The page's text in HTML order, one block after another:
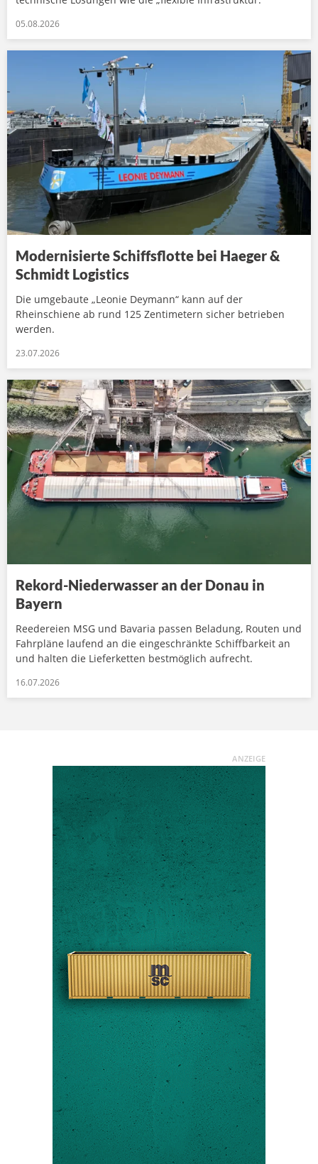
05.08.2026
Modernisierte Schiffsflotte bei Haeger &
Schmidt Logistics
Die umgebaute „Leonie Deymann“ kann auf der
Rheinschiene ab rund 125 Zentimetern sicher betrieben
werden.
23.07.2026
Rekord-Niederwasser an der Donau in
Bayern
Reedereien MSG und Bavaria passen Beladung, Routen und
Fahrpläne laufend an die eingeschränkte Schiffbarkeit an
und halten die Lieferketten bestmöglich aufrecht.
16.07.2026
ANZEIGE